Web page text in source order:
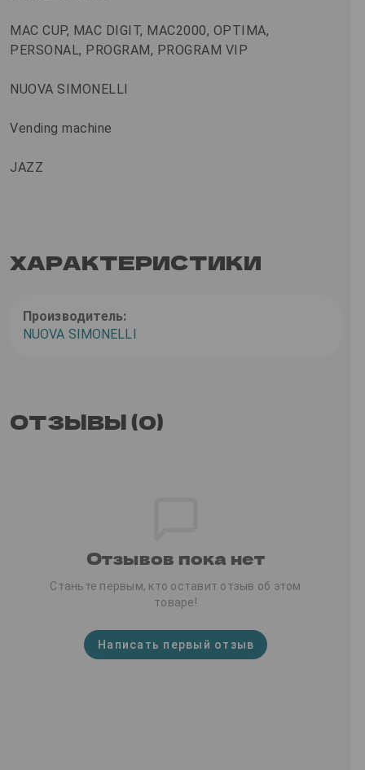
MAC CUP, MAC DIGIT, MAC2000, OPTIMA,
PERSONAL, PROGRAM, PROGRAM VIP
NUOVA SIMONELLI
Vending machine
JAZZ
ХАРАКТЕРИСТИКИ
Производитель:
NUOVA SIMONELLI
ОТЗЫВЫ (0)
Отзывов пока нет
Станьте первым, кто оставит отзыв об этом
товаре!
Написать первый отзыв